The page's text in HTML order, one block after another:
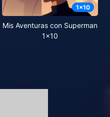
1x10
Mis Aventuras con Superman
1x10